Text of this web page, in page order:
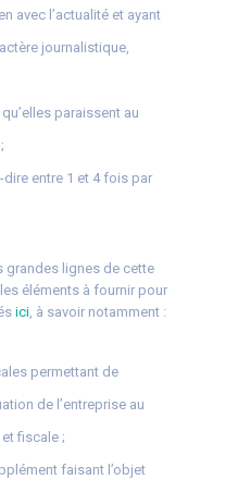
avec l’actualité et ayant
journalistique,
paraissent au
entre 1 et 4 fois par
grandes lignes de cette
éléments à fournir pour
ici, à savoir notamment :
permettant de
de l’entreprise au
fiscale ;
faisant l’objet